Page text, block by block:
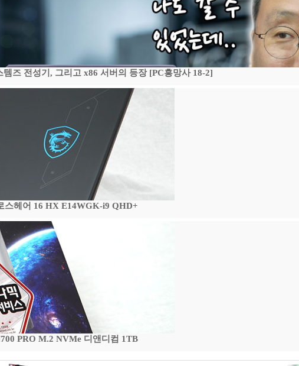
즈 전성기, 그리고 x86 서버의 등장 [PC흥망사 18-2]
스헤어 16 HX E14WGK-i9 QHD+
PRO M.2 NVMe 디앤디컴 1TB